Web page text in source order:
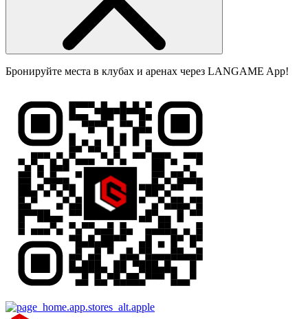
Бронируйте места в клубах и аренах через LANGAME App!